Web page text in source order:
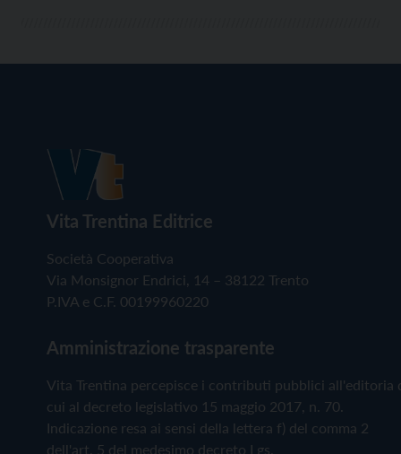
Vita Trentina Editrice
Società Cooperativa
Via Monsignor Endrici, 14 – 38122 Trento
P.IVA e C.F. 00199960220
Amministrazione trasparente
Vita Trentina percepisce i contributi pubblici all'editoria
cui al decreto legislativo 15 maggio 2017, n. 70.
Indicazione resa ai sensi della lettera f) del comma 2
dell'art. 5 del medesimo decreto Lgs.